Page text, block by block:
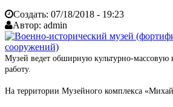
Создать: 07/18/2018 - 19:23
Автор: admin
Музей ведет обширную культурно-массовую
работу.
На территории Музейного комплекса